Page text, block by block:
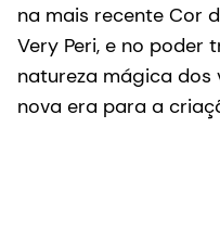
na mais recente Cor
Very Peri, e no poder
natureza mágica dos
nova era para a